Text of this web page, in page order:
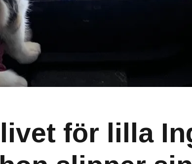
för lilla